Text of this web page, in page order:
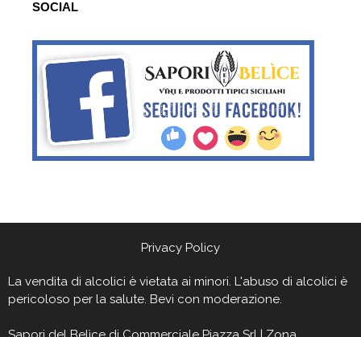
SOCIAL
Privacy Policy
La vendita di alcolici è vietata ai minori. L'abuso di alcolici è
pericoloso per la salute. Bevi con moderazione.